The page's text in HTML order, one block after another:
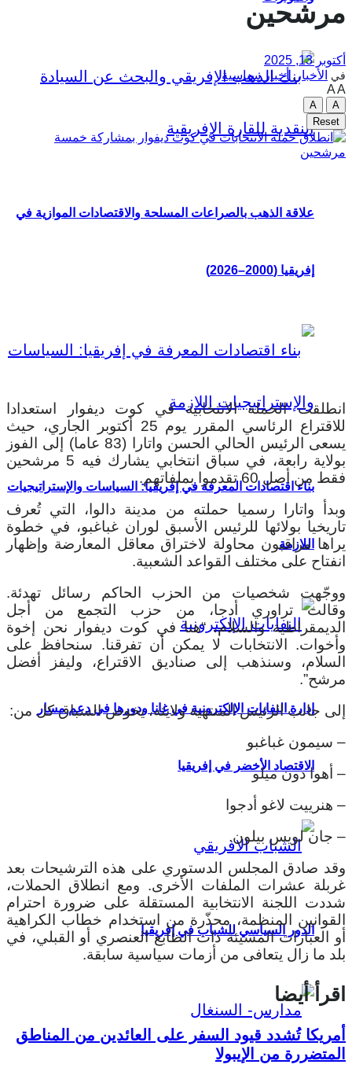
علاقة الذهب بالصراعات المسلحة والاقتصادات الموازية في
إفريقيا (2000–2026)
بناء اقتصادات المعرفة في إفريقيا: السياسات والإستراتيجيات
اللازمة
إدارة النفايات الإلكترونية في غانا ودورها في دعم مسار
الاقتصاد الأخضر في إفريقيا
الدور السياسي للشباب في إفريقيا
مرشحين
أكتوبر 13, 2025
في الأخبار , أخبار سياسية
AA
A
A
Reset
انطلقت الحملة الانتخابية في كوت ديفوار استعدادا
للاقتراع الرئاسي المقرر يوم 25 أكتوبر الجاري، حيث
يسعى الرئيس الحالي الحسن واتارا (83 عاما) إلى الفوز
بولاية رابعة، في سباق انتخابي يشارك فيه 5 مرشحين
فقط من أصل 60 تقدموا بملفاتهم.
وبدأ واتارا رسميا حملته من مدينة دالوا، التي تُعرف
تاريخيا بولائها للرئيس الأسبق لوران غباغبو، في خطوة
يراها مراقبون محاولة لاختراق معاقل المعارضة وإظهار
انفتاح على مختلف القواعد الشعبية.
ووجّهت شخصيات من الحزب الحاكم رسائل تهدئة.
وقالت تراوري أدجا، من حزب التجمع من أجل
الديمقراطية والسلام، “هنا في كوت ديفوار نحن إخوة
وأخوات. الانتخابات لا يمكن أن تفرقنا. سنحافظ على
السلام، وسنذهب إلى صناديق الاقتراع، وليفز أفضل
مرشح”.
إلى جانب الرئيس المنتهية ولايته، يخوض السباق كل من:
– سيمون غباغبو
– أهوا دون ميلو
– هنرييت لاغو أدجوا
– جان لويس بيلون.
وقد صادق المجلس الدستوري على هذه الترشيحات بعد
غربلة عشرات الملفات الأخرى. ومع انطلاق الحملات،
شددت اللجنة الانتخابية المستقلة على ضرورة احترام
القوانين المنظمة، محذّرة من استخدام خطاب الكراهية
أو العبارات المسيئة ذات الطابع العنصري أو القبلي، في
بلد ما زال يتعافى من أزمات سياسية سابقة.
اقرأ أيضا
أمريكا تُشدد قيود السفر على العائدين من المناطق
المتضررة من الإيبولا